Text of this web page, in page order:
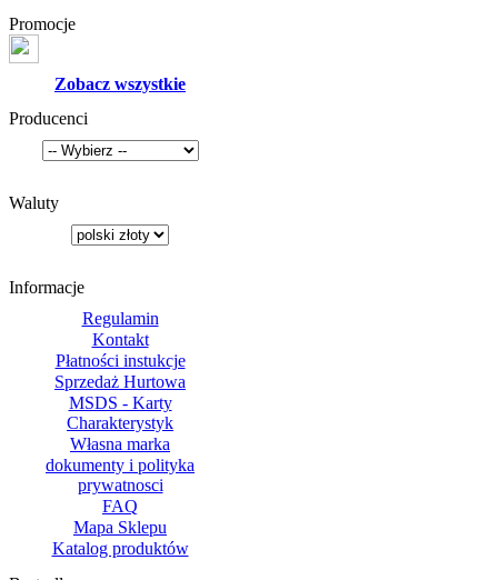
Promocje
Zobacz wszystkie
Producenci
Waluty
Informacje
Regulamin
Kontakt
Płatności instukcje
Sprzedaż Hurtowa
MSDS - Karty
Charakterystyk
Własna marka
dokumenty i polityka
prywatnosci
FAQ
Mapa Sklepu
Katalog produktów